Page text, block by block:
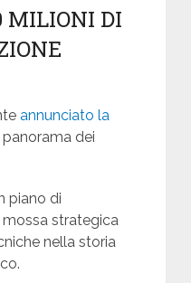
MILIONI DI
annunciato la
panorama dei
piano di
mossa strategica
nella storia